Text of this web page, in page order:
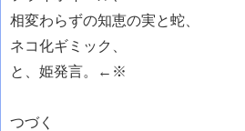
相変わらずの知恵の実と蛇、
ネコ化ギミック、
と、姫発言。←※
つづく